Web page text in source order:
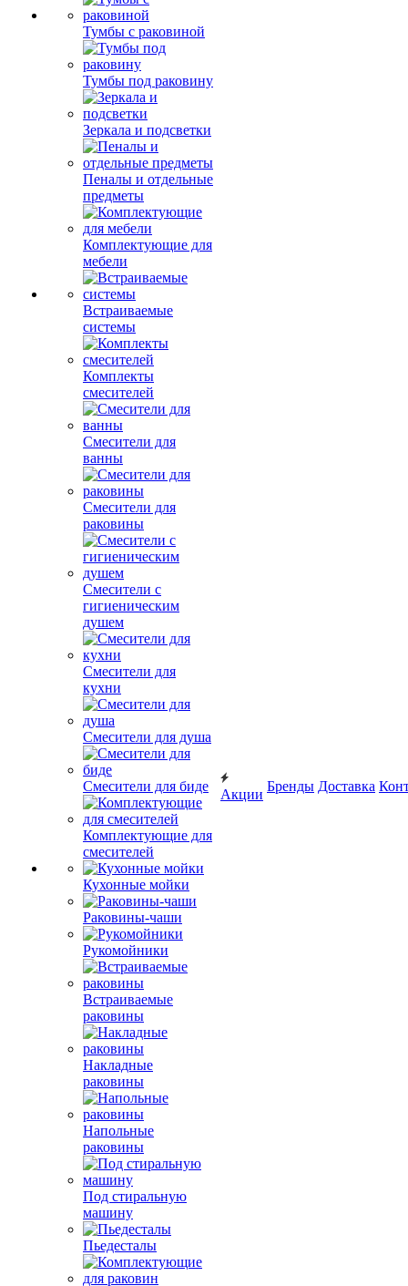
Тумбы с раковиной
Тумбы под раковину
Зеркала и подсветки
Пеналы и отдельные
предметы
Комплектующие для
мебели
Встраиваемые
системы
Комплекты
смесителей
Смесители для
ванны
Смесители для
раковины
Смесители с
гигиеническим
душем
Смесители для
кухни
Смесители для душа
Смесители для биде
Комплектующие для
смесителей
Кухонные мойки
Раковины-чаши
Рукомойники
Встраиваемые
раковины
Накладные
раковины
Напольные
раковины
Под стиральную
машину
Пьедесталы
Акции
Бренды Доставка